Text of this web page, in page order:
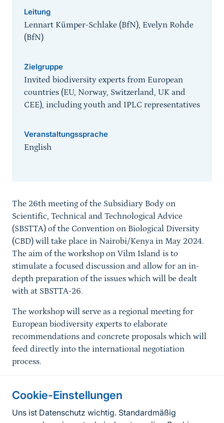
Cookie-Einstellungen
Uns ist Datenschutz wichtig. Standardmäßig
Leitung
Lennart Kümper-Schlake (BfN), Evelyn Rohde
(BfN)
Zielgruppe
Invited biodiversity experts from European
countries (EU, Norway, Switzerland, UK and
CEE), including youth and IPLC representatives
Veranstaltungssprache
English
The 26th meeting of the Subsidiary Body on
Scientific, Technical and Technological Advice
(SBSTTA) of the Convention on Biological Diversity
(CBD) will take place in Nairobi/Kenya in May 2024.
The aim of the workshop on Vilm Island is to
stimulate a focused discussion and allow for an in-
depth preparation of the issues which will be dealt
with at SBSTTA-26.
The workshop will serve as a regional meeting for
European biodiversity experts to elaborate
recommendations and concrete proposals which will
feed directly into the international negotiation
process.
Informationen zur Seite